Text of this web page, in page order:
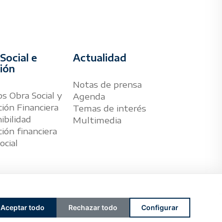
e
Obra Social y
Financiera
financiera
Actualidad
Notas de prensa
Agenda
Temas de interés
Multimedia
Política de privacidad Política de cookies
Aceptar todo Rechazar todo Configurar